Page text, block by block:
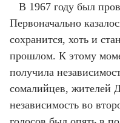
В 1967 году был
Первоначально
сохранится, хоть и
прошлом. К этому
получила
сомалийцев, жителей
независимость во